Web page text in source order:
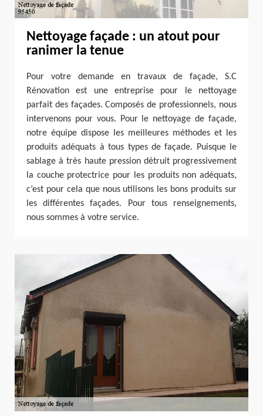
Nettoyage façade : un atout pour
ranimer la tenue
Pour votre demande en travaux de façade, S.C
Rénovation est une entreprise pour le nettoyage
parfait des façades. Composés de professionnels, nous
intervenons pour vous. Pour le nettoyage de façade,
notre équipe dispose les meilleures méthodes et les
produits adéquats à tous types de façade. Puisque le
sablage à très haute pression détruit progressivement
la couche protectrice pour les produits non adéquats,
c’est pour cela que nous utilisons les bons produits sur
les différentes façades. Pour tous renseignements,
nous sommes à votre service.